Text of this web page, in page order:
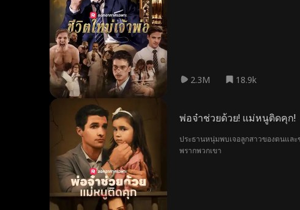
2.3M 18.9k
พ่อจ๋าช่วยด้วย! แม่หนูติดคุก!
ประธานหนุ่มพบเจอลูกสาวของตนแล
พรากพวกเขา